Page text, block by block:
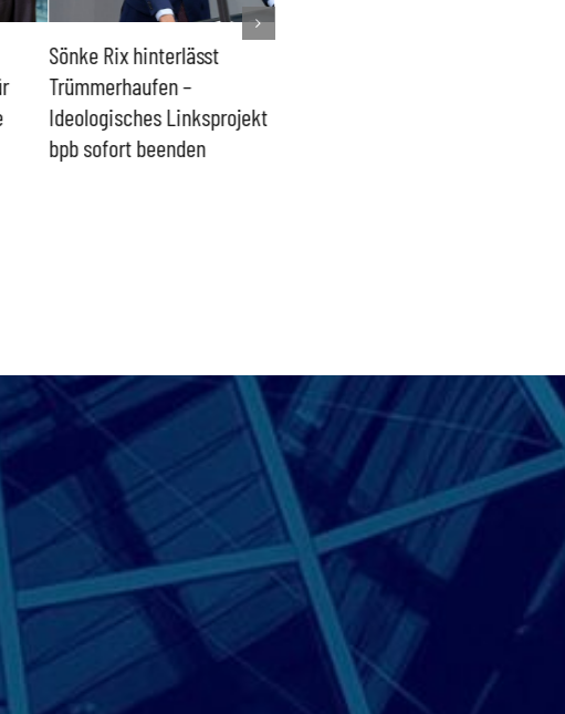
Sönke Rix hinterlässt
Trümmerhaufen –
Ideologisches Linksprojekt
bpb sofort beenden